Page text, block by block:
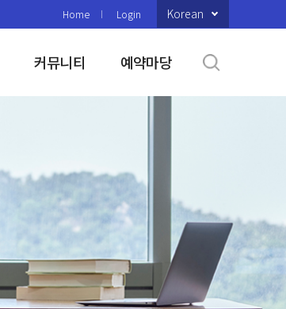
Home Login Korean
커뮤니티 예약마당